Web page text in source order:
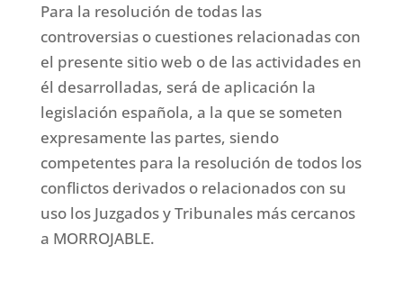
Para la resolución de todas las
controversias o cuestiones relacionadas con
el presente sitio web o de las actividades en
él desarrolladas, será de aplicación la
legislación española, a la que se someten
expresamente las partes, siendo
competentes para la resolución de todos los
conflictos derivados o relacionados con su
uso los Juzgados y Tribunales más cercanos
a MORROJABLE.